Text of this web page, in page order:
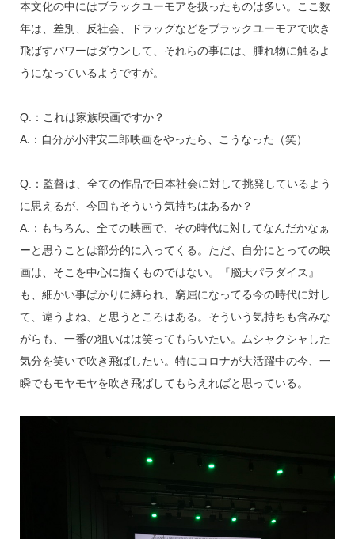
本文化の中にはブラックユーモアを扱ったものは多い。ここ数
年は、差別、反社会、ドラッグなどをブラックユーモアで吹き
飛ばすパワーはダウンして、それらの事には、腫れ物に触るよ
うになっているようですが。
Q.：これは家族映画ですか？
A.：自分が小津安二郎映画をやったら、こうなった（笑）
Q.：監督は、全ての作品で日本社会に対して挑発しているよう
に思えるが、今回もそういう気持ちはあるか？
A.：もちろん、全ての映画で、その時代に対してなんだかなぁ
ーと思うことは部分的に入ってくる。ただ、自分にとっての映
画は、そこを中心に描くものではない。『脳天パラダイス』
も、細かい事ばかりに縛られ、窮屈になってる今の時代に対し
て、違うよね、と思うところはある。そういう気持ちも含みな
がらも、一番の狙いはは笑ってもらいたい。ムシャクシャした
気分を笑いで吹き飛ばしたい。特にコロナが大活躍中の今、一
瞬でもモヤモヤを吹き飛ばしてもらえればと思っている。